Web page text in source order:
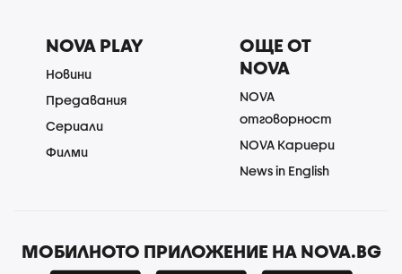
NOVA PLAY
Новини
Предавания
Сериали
Филми
ОЩЕ ОТ
NOVA
NOVA
отговорност
NOVA Кариери
News in English
МОБИЛНОТО ПРИЛОЖЕНИЕ НА NOVA.BG